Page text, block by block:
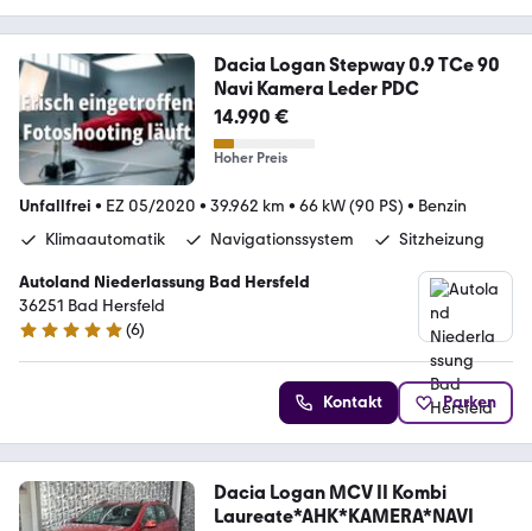
Dacia Logan Stepway 0.9 TCe 90
Navi Kamera Leder PDC
14.990 €
Hoher Preis
Unfallfrei • EZ 05/2020 • 39.962 km • 66 kW (90 PS) • Benzin
Klimaautomatik
Navigationssystem Sitzheizung
Autoland Niederlassung Bad Hersfeld
36251 Bad Hersfeld
4.9 Sterne
(6)
Kontakt Parken
Dacia Logan MCV II Kombi
Laureate*AHK*KAMERA*NAVI